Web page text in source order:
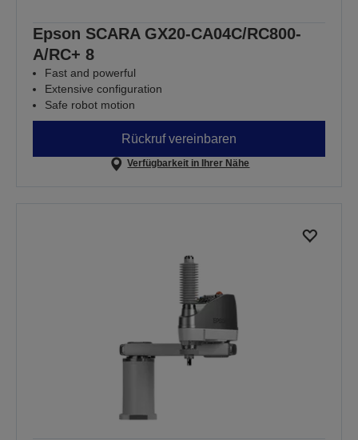
Epson SCARA GX20-CA04C/RC800-
A/RC+ 8
Fast and powerful
Extensive configuration
Safe robot motion
Rückruf vereinbaren
Verfügbarkeit in Ihrer Nähe